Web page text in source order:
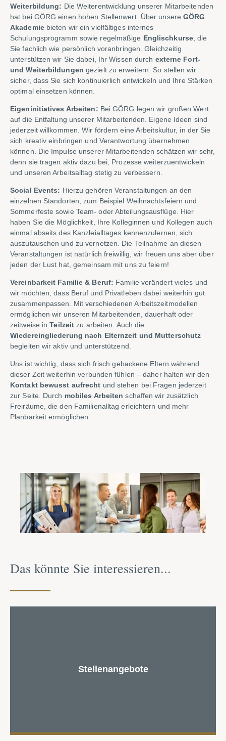
Weiterbildung: Die Weiterentwicklung unserer Mitarbeitenden
hat bei GÖRG einen hohen Stellenwert. Über unsereGÖRG
Akademiebieten wir ein vielfältiges internes
Schulungsprogramm sowie regelmäßige Englischkurse, die
Sie fachlich wie persönlich voranbringen. Gleichzeitig
unterstützen wir Sie dabei, Ihr Wissen durch externe Fort-
und Weiterbildungen gezielt zu erweitern. So stellen wir
sicher, dass Sie sich kontinuierlich entwickeln und Ihre Stärken
optimal einsetzen können.
Eigeninitiatives Arbeiten: Bei GÖRG legen wir großen Wert
auf die Entfaltung unserer Mitarbeitenden. Eigene Ideen sind
jederzeit willkommen. Wir fördern eine Arbeitskultur, in der Sie
sich kreativ einbringen und Verantwortung übernehmen
können. Die Impulse unserer Mitarbeitenden schätzen wir sehr,
denn sie tragen aktiv dazu bei, Prozesse weiterzuentwickeln
und unseren Arbeitsalltag stetig zu verbessern.
Social Events: Hierzu gehören Veranstaltungen an den
einzelnen Standorten, zum Beispiel Weihnachtsfeiern und
Sommerfeste sowie Team- oder Abteilungsausflüge. Hier
haben Sie die Möglichkeit, Ihre Kolleginnen und Kollegen auch
einmal abseits des Kanzleialltages kennenzulernen, sich
auszutauschen und zu vernetzen. Die Teilnahme an diesen
Veranstaltungen ist natürlich freiwillig, wir freuen uns aber über
jeden der Lust hat, gemeinsam mit uns zu feiern!
Vereinbarkeit Familie & Beruf: Familie verändert vieles und
wir möchten, dass Beruf und Privatleben dabei weiterhin gut
zusammenpassen. Mit verschiedenen Arbeitszeitmodellen
ermöglichen wir unseren Mitarbeitenden, dauerhaft oder
zeitweise inTeilzeit zu arbeiten. Auch die
Wiedereingliederung nach Elternzeit und Mutterschutz
begleiten wir aktiv und unterstützend.
Uns ist wichtig, dass sich frisch gebackene Eltern während
dieser Zeit weiterhin verbunden fühlen – daher halten wir den
Kontakt bewusst aufrecht und stehen bei Fragen jederzeit
zur Seite. Durch mobiles Arbeiten schaffen wir zusätzlich
Freiräume, die den Familienalltag erleichtern und mehr
Planbarkeit ermöglichen.
Das könnte Sie interessieren...
Stellen­an­gebote